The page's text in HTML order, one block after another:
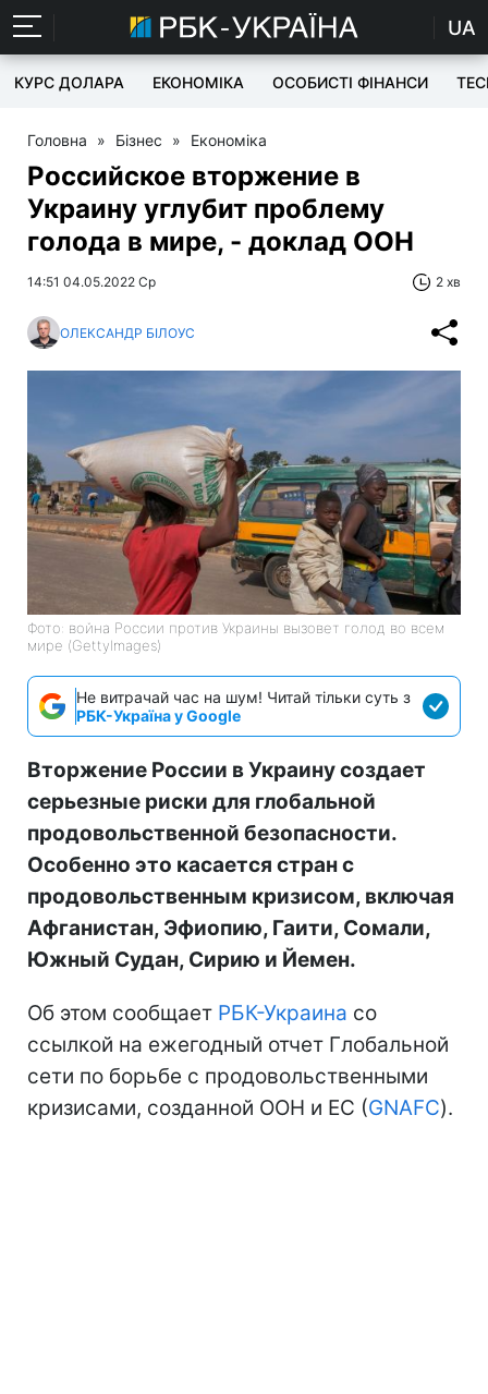
UA
КУРС ДОЛАРА ЕКОНОМІКА ОСОБИСТІ ФІНАНСИ
Головна » Бізнес » Економіка
Российское вторжение в
Украину углубит проблему
голода в мире, - доклад ООН
14:51 04.05.2022 Ср 2 хв
ОЛЕКСАНДР БІЛОУС
Фото: война России против Украины вызовет голод во всем
мире (GettyImages)
Не витрачай час на шум! Читай тільки суть з
РБК-Україна у Google
Вторжение России в Украину создает
серьезные риски для глобальной
продовольственной безопасности.
Особенно это касается стран с
продовольственным кризисом, включая
Афганистан, Эфиопию, Гаити, Сомали,
Южный Судан, Сирию и Йемен.
Об этом сообщает РБК-Украина со
ссылкой на ежегодный отчет Глобальной
сети по борьбе с продовольственными
кризисами, созданной ООН и ЕС (GNAFC).